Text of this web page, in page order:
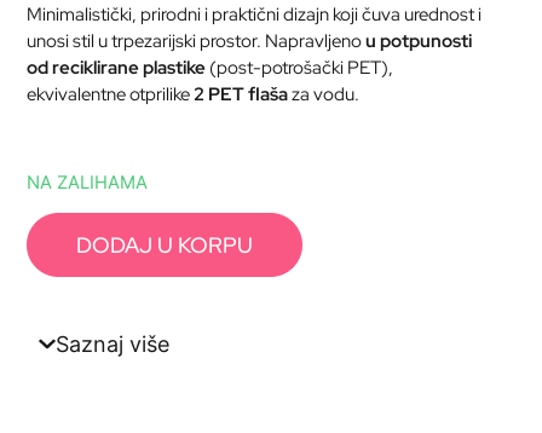
Minimalistički, prirodni i praktični dizajn koji čuva urednost i
unosi stil u trpezarijski prostor. Napravljenou potpunosti
od reciklirane plastike (post-potrošački PET),
ekvivalentne otprilike 2 PET flašaza vodu.
NA ZALIHAMA
DODAJ U KORPU
Saznaj više